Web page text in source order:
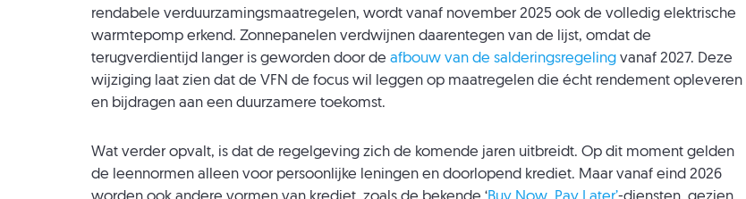
rendabele verduurzamingsmaatregelen, wordt vanaf november 2025 ook de volledig elektrische
warmtepomp erkend. Zonnepanelen verdwijnen daarentegen van de lijst, omdat de
terugverdientijd langer is geworden door de afbouw van de salderingsregeling vanaf 2027. Deze
wijziging laat zien dat de VFN de focus wil leggen op maatregelen die écht rendement opleveren
en bijdragen aan een duurzamere toekomst.
Wat verder opvalt, is dat de regelgeving zich de komende jaren uitbreidt. Op dit moment gelden
de leennormen alleen voor persoonlijke leningen en doorlopend krediet. Maar vanaf eind 2026